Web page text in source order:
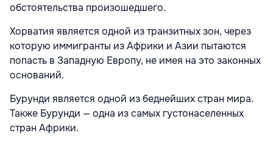
обстоятельства произошедшего.
Хорватия является одной из транзитных зон, через
которую иммигранты из Африки и Азии пытаются
попасть в Западную Европу, не имея на это законных
оснований.
Бурунди является одной из беднейших стран мира.
Также Бурунди — одна из самых густонаселенных
стран Африки.